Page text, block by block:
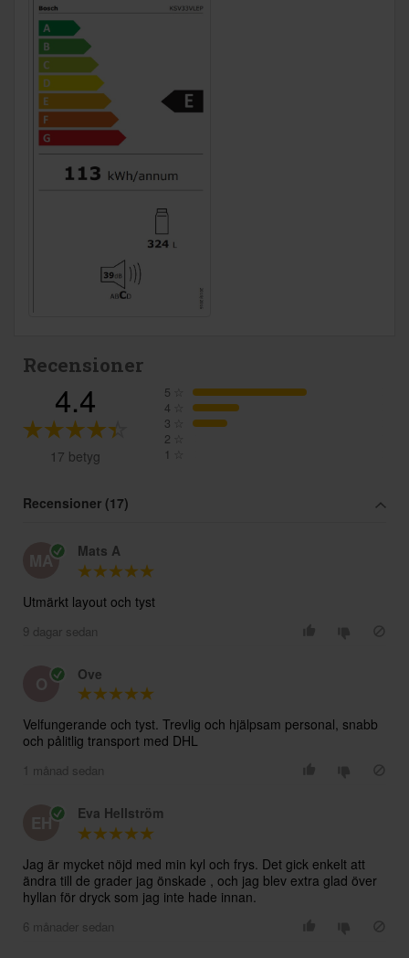
Recensioner
4.4
17 betyg
5
4
3
2
1
Recensioner (17)
MA Mats A
Utmärkt layout och tyst
9 dagar sedan
Ove
Velfungerande och tyst. Trevlig och hjälpsam personal, snabb
och pålitlig transport med DHL
1 månad sedan
Eva Hellström
Jag är mycket nöjd med min kyl och frys. Det gick enkelt att
ändra till de grader jag önskade , och jag blev extra glad över
hyllan för dryck som jag inte hade innan.
6 månader sedan